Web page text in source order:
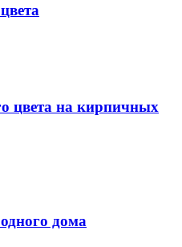
цвета на кирпичных
дома